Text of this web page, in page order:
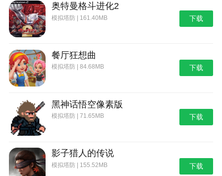
奥特曼格斗进化2
模拟塔防 | 161.40MB 下载
餐厅狂想曲
模拟塔防 | 84.68MB 下载
黑神话悟空像素版
模拟塔防 | 71.65MB 下载
影子猎人的传说
模拟塔防 | 155.52MB 下载